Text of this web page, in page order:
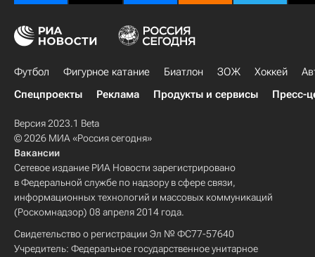
Футбол Фигурное катание Биатлон ЗОЖ Хоккей
Спецпроекты
Реклама Продукты и сервисы Пресс-
Версия 2023.1 Beta
© 2026 МИА «Россия сегодня»
Вакансии
Сетевое издание РИА Новости зарегистрировано
в Федеральной службе по надзору в сфере связи,
информационных технологий и массовых коммуникаций
(Роскомнадзор) 08 апреля 2014 года.
Свидетельство о регистрации Эл № ФС77-57640
Учредитель: Федеральное государственное унитарное